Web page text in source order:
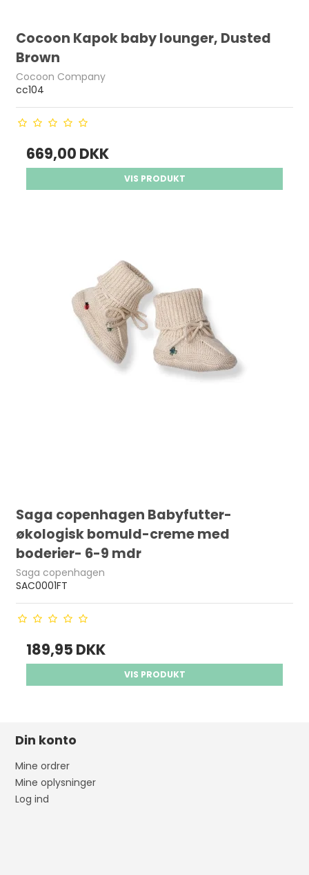
Cocoon Kapok baby lounger, Dusted
Brown
Cocoon Company
cc104
669,00 DKK
VIS PRODUKT
Saga copenhagen Babyfutter-
økologisk bomuld-creme med
boderier- 6-9 mdr
Saga copenhagen
SAC0001FT
189,95 DKK
VIS PRODUKT
Din konto
Mine ordrer
Mine oplysninger
Log ind